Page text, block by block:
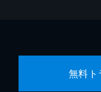
無料ト